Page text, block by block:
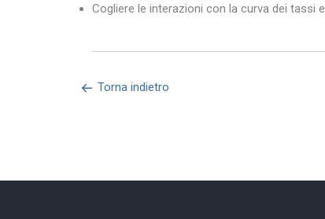
Cogliere le interazioni con la curva dei tassi
Torna indietro